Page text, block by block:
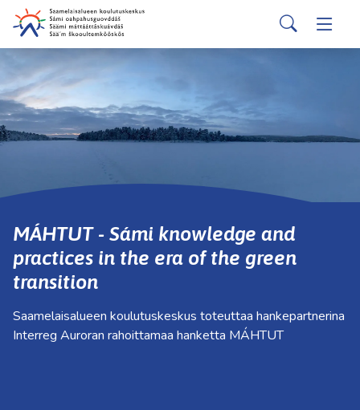
Siirry pääsisältöönenglish
Search
Valitse
käytettävissä
oleva
tulos
ylös-
Siirry
hakutulokseen
painamalla
enteriä.
Kosketuslaitteiden
voivat
käyttää
Hakijalle
Opiskelijalle
Kumppaneille
Tutustu meihin
Yhteystiedot
MÁHTUT - Sámi knowledge and
practices in the era of the green
transition
Saamelaisalueen koulutuskeskus toteuttaa hankepartnerina
Interreg Auroran rahoittamaa hanketta MÁHTUT